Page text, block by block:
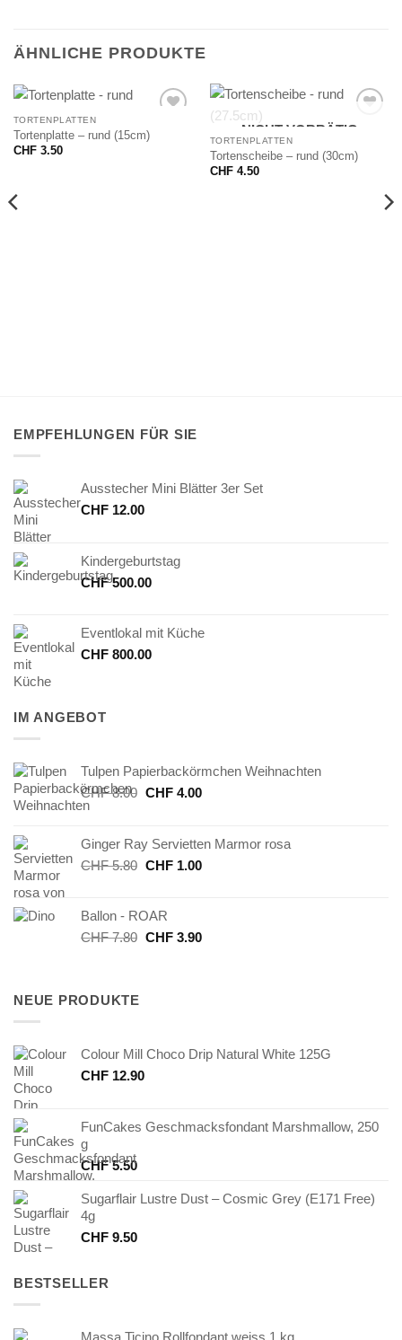
ÄHNLICHE PRODUKTE
TORTENPLATTEN
Tortenplatte – rund (15cm)
CHF3.50
NICHT VORRÄTIG
TORTENPLATTEN
Tortenscheibe – rund (30cm)
CHF4.50
EMPFEHLUNGEN FÜR SIE
Ausstecher Mini Blätter 3er Set
CHF 12.00
Kindergeburtstag
CHF500.00
Eventlokal mit Küche
CHF 800.00
IM ANGEBOT
Tulpen Papierbackörmchen Weihnachten
CHF8.00 Ursprünglicher
CHF 8.00
CHF4.00Aktueller
CHF 4.00.
Ginger Ray Servietten Marmor rosa
CHF5.80 Ursprünglicher
CHF 5.80
CHF1.00Aktueller
Ballon - ROAR
CHF7.80 Ursprünglicher
CHF3.90Aktueller
NEUE PRODUKTE
Colour Mill Choco Drip Natural White 125G
CHF 12.90
FunCakes Geschmacksfondant Marshmallow, 250
g
CHF5.50
Sugarflair Lustre Dust – Cosmic Grey (E171 Free)
4g
CHF 9.50
BESTSELLER